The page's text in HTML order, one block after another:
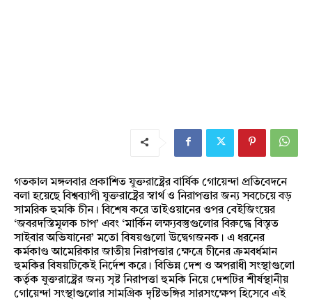
গতকাল মঙ্গলবার প্রকাশিত যুক্তরাষ্ট্রের বার্ষিক গোয়েন্দা প্রতিবেদনে
বলা হয়েছে বিশ্বব্যাপী যুক্তরাষ্ট্রের স্বার্থ ও নিরাপত্তার জন্য সবচেয়ে বড়
সামরিক হুমকি চীন। বিশেষ করে তাইওয়ানের ওপর বেইজিংয়ের
‘জবরদস্তিমূলক চাপ’ এবং ‘মার্কিন লক্ষ্যবস্তুগুলোর বিরুদ্ধে বিস্তৃত
সাইবার অভিযানের’ মতো বিষয়গুলো উদ্বেগজনক। এ ধরনের
কর্মকাণ্ড আমেরিকার জাতীয় নিরাপত্তার ক্ষেত্রে চীনের ক্রমবর্ধমান
হুমকির বিষয়টিকেই নির্দেশ করে। বিভিন্ন দেশ ও অপরাধী সংস্থাগুলো
কর্তৃক যুক্তরাষ্ট্রের জন্য সৃষ্ট নিরাপত্তা হুমকি নিয়ে দেশটির শীর্ষস্থানীয়
গোয়েন্দা সংস্থাগুলোর সামগ্রিক দৃষ্টিভঙ্গির সারসংক্ষেপ হিসেবে এই